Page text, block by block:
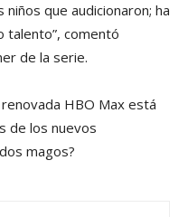
que audicionaron; ha
talento”, comentó
de la serie.
HBO Max está
de los nuevos
magos?